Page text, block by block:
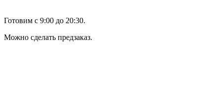
Готовим с 9:00 до 20:30.
Можно сделать предзаказ.